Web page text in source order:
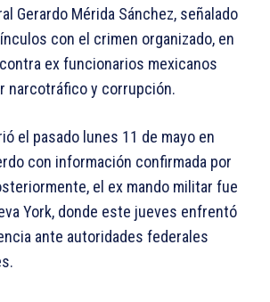
Gerardo Mérida Sánchez, señalado
con el crimen organizado, en
ex funcionarios mexicanos
narcotráfico y corrupción.
el pasado lunes 11 de mayo en
con información confirmada por
el ex mando militar fue
York, donde este jueves enfrentó
ante autoridades federales